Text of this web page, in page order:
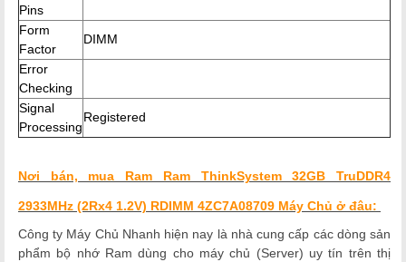
Pins
Form
Factor
DIMM
Error
Checking
Signal
Processing
Registered
Nơi bán, mua Ram Ram ThinkSystem 32GB TruDDR4
2933MHz (2Rx4 1.2V) RDIMM 4ZC7A08709 Máy Chủ ở đâu:
Công ty Máy Chủ Nhanh hiện nay là nhà cung cấp các dòng sản
phẩm bộ nhớ Ram dùng cho máy chủ (Server) uy tín trên thị